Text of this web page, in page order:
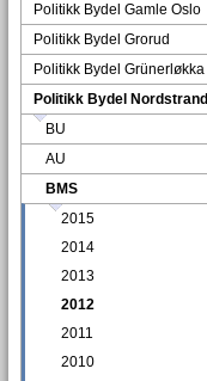
Politikk Bydel Gamle Oslo
Politikk Bydel Grorud
Politikk Bydel Grünerløkka
Politikk Bydel Nordstrand
BU
AU
BMS
2015
2014
2013
2012
2011
2010